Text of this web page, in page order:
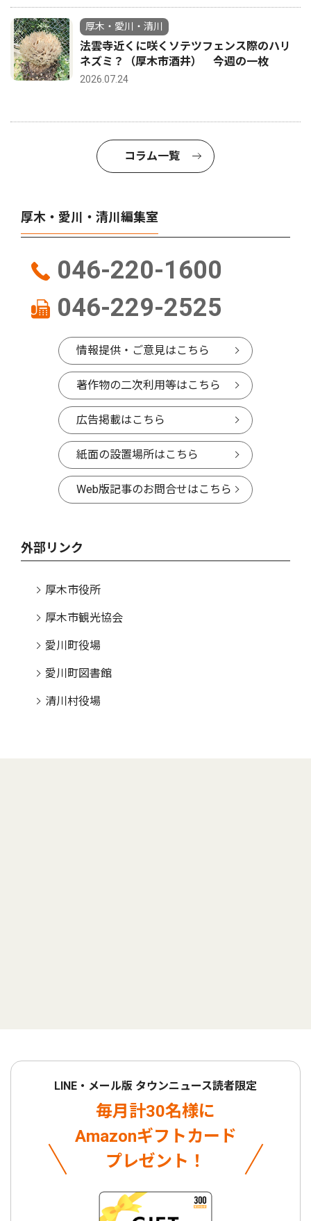
厚木・愛川・清川
法雲寺近くに咲くソテツフェンス際のハリ
ネズミ？（厚木市酒井） 今週の一枚
2026.07.24
コラム一覧
厚木・愛川・清川編集室
046-220-1600
046-229-2525
情報提供・ご意見はこちら
著作物の二次利用等はこちら
広告掲載はこちら
紙面の設置場所はこちら
Web版記事のお問合せはこちら
外部リンク
厚木市役所
厚木市観光協会
愛川町役場
愛川町図書館
清川村役場
LINE・メール版 タウンニュース読者限定
毎月計30名様に
Amazonギフトカード
プレゼント！